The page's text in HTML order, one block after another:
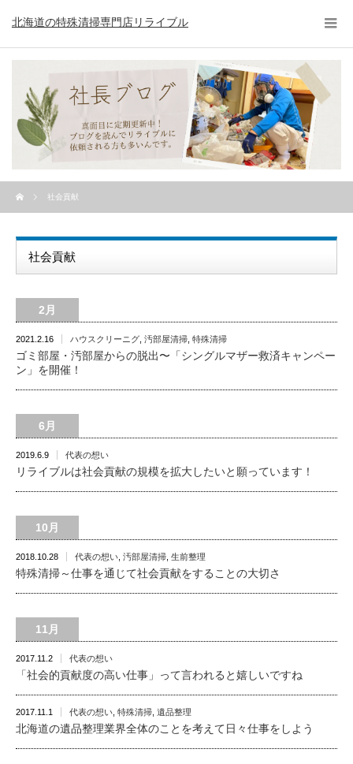
北海道の特殊清掃専門店リライブル
社会貢献
社会貢献
2月
2021.2.16 ハウスクリーニグ 汚部屋清掃 特殊清掃
ゴミ部屋・汚部屋からの脱出〜「シングルマザー救済キャンペー
ン」を開催！
6月
2019.6.9 代表の想い
リライブルは社会貢献の規模を拡大したいと願っています！
10月
2018.10.28 代表の想い 汚部屋清掃 生前整理
特殊清掃～仕事を通じて社会貢献をすることの大切さ
11月
2017.11.2 代表の想い
「社会的貢献度の高い仕事」って言われると嬉しいですね
2017.11.1 代表の想い 特殊清掃 遺品整理
北海道の遺品整理業界全体のことを考えて日々仕事をしよう